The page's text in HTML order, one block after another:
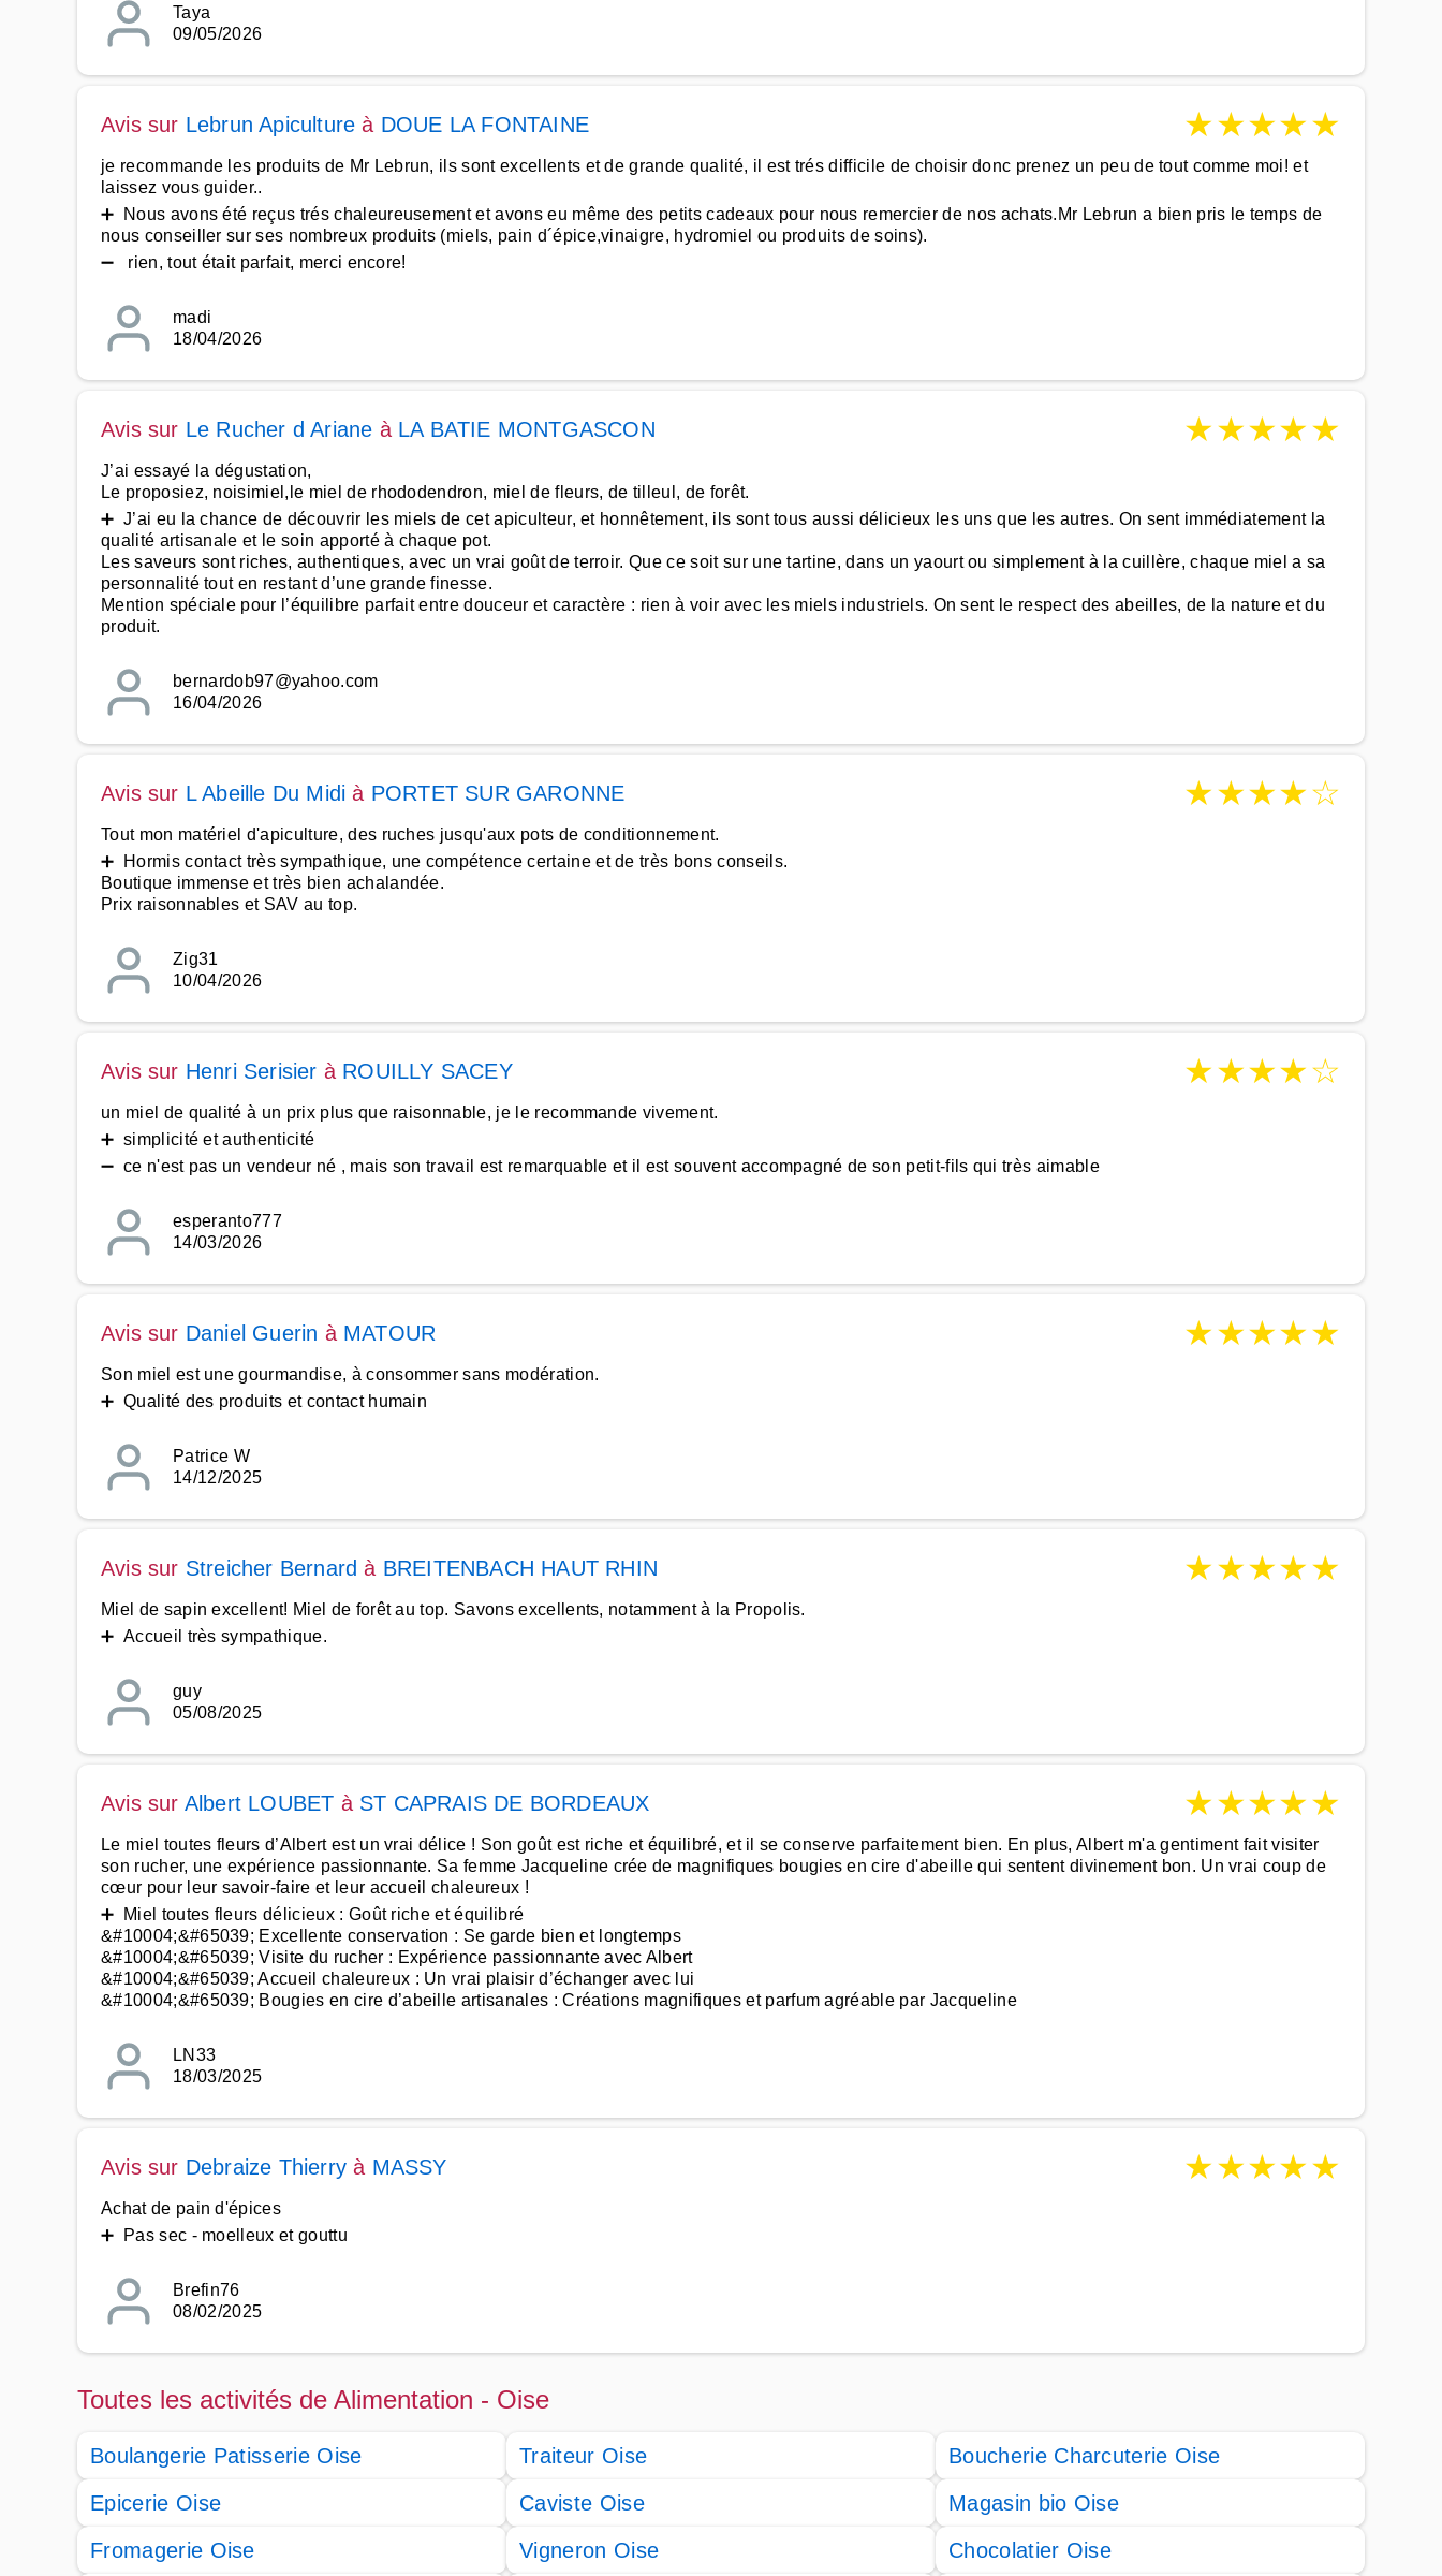
Taya
09/05/2026
Avis sur Lebrun Apiculture à DOUE LA FONTAINE ★★★★★
je recommande les produits de Mr Lebrun, ils sont excellents et de grande qualité, il est trés difficile de choisir donc prenez un peu de tout comme moi! et
laissez vous guider..
➕ Nous avons été reçus trés chaleureusement et avons eu même des petits cadeaux pour nous remercier de nos achats.Mr Lebrun a bien pris le temps de
nous conseiller sur ses nombreux produits (miels, pain d´épice,vinaigre, hydromiel ou produits de soins).
➖ rien, tout était parfait, merci encore!
madi
18/04/2026
Avis sur Le Rucher d Ariane à LA BATIE MONTGASCON ★★★★★
J’ai essayé la dégustation,
Le proposiez, noisimiel,le miel de rhododendron, miel de fleurs, de tilleul, de forêt.
➕ J’ai eu la chance de découvrir les miels de cet apiculteur, et honnêtement, ils sont tous aussi délicieux les uns que les autres. On sent immédiatement la
qualité artisanale et le soin apporté à chaque pot.
Les saveurs sont riches, authentiques, avec un vrai goût de terroir. Que ce soit sur une tartine, dans un yaourt ou simplement à la cuillère, chaque miel a sa
personnalité tout en restant d’une grande finesse.
Mention spéciale pour l’équilibre parfait entre douceur et caractère : rien à voir avec les miels industriels. On sent le respect des abeilles, de la nature et du
produit.
bernardob97@yahoo.com
16/04/2026
Avis sur L Abeille Du Midi à PORTET SUR GARONNE ★★★★☆
Tout mon matériel d'apiculture, des ruches jusqu'aux pots de conditionnement.
➕ Hormis contact très sympathique, une compétence certaine et de très bons conseils.
Boutique immense et très bien achalandée.
Prix raisonnables et SAV au top.
Zig31
10/04/2026
Avis sur Henri Serisier à ROUILLY SACEY ★★★★☆
un miel de qualité à un prix plus que raisonnable, je le recommande vivement.
➕ simplicité et authenticité
➖ ce n'est pas un vendeur né , mais son travail est remarquable et il est souvent accompagné de son petit-fils qui très aimable
esperanto777
14/03/2026
Avis sur Daniel Guerin à MATOUR ★★★★★
Son miel est une gourmandise, à consommer sans modération.
➕ Qualité des produits et contact humain
Patrice W
14/12/2025
Avis sur Streicher Bernard à BREITENBACH HAUT RHIN ★★★★★
Miel de sapin excellent! Miel de forêt au top. Savons excellents, notamment à la Propolis.
➕ Accueil très sympathique.
guy
05/08/2025
Avis sur Albert LOUBET à ST CAPRAIS DE BORDEAUX ★★★★★
Le miel toutes fleurs d’Albert est un vrai délice ! Son goût est riche et équilibré, et il se conserve parfaitement bien. En plus, Albert m'a gentiment fait visiter
son rucher, une expérience passionnante. Sa femme Jacqueline crée de magnifiques bougies en cire d'abeille qui sentent divinement bon. Un vrai coup de
cœur pour leur savoir-faire et leur accueil chaleureux !
➕ Miel toutes fleurs délicieux : Goût riche et équilibré
&#10004;&#65039; Excellente conservation : Se garde bien et longtemps
&#10004;&#65039; Visite du rucher : Expérience passionnante avec Albert
&#10004;&#65039; Accueil chaleureux : Un vrai plaisir d’échanger avec lui
&#10004;&#65039; Bougies en cire d’abeille artisanales : Créations magnifiques et parfum agréable par Jacqueline
LN33
18/03/2025
Avis sur Debraize Thierry à MASSY ★★★★★
Achat de pain d'épices
➕ Pas sec - moelleux et gouttu
Brefin76
08/02/2025
Toutes les activités de Alimentation - Oise
Boulangerie Patisserie Oise Traiteur Oise
Boucherie Charcuterie Oise
Epicerie Oise
Caviste Oise
Magasin bio Oise
Fromagerie Oise
Vigneron Oise Chocolatier Oise